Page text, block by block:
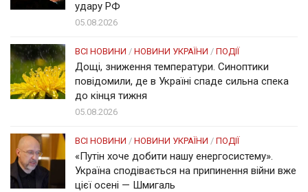
удару РФ
05.08.2026
ВСІ НОВИНИ / НОВИНИ УКРАЇНИ / ПОДІЇ
Дощі, зниження температури. Синоптики
повідомили, де в Україні спаде сильна спека
до кінця тижня
05.08.2026
ВСІ НОВИНИ / НОВИНИ УКРАЇНИ / ПОДІЇ
«Путін хоче добити нашу енергосистему».
Україна сподівається на припинення війни вже
цієї осені — Шмигаль